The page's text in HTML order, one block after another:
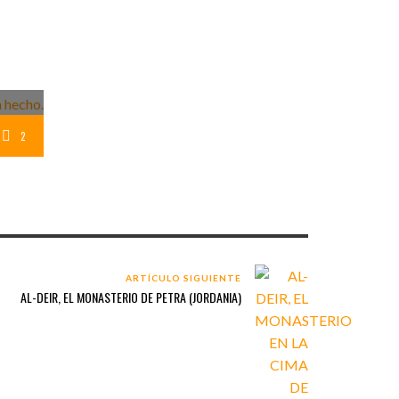
2
ARTÍCULO SIGUIENTE
AL-DEIR, EL MONASTERIO DE PETRA (JORDANIA)